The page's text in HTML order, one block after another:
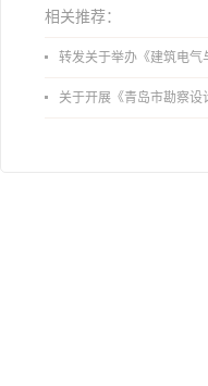
相关推荐：
转发关于举办《建筑电气与智能化通用规范
关于开展《青岛市勘察设计行业从业人员行为导则》、《青岛市住宅